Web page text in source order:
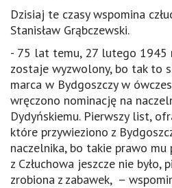
Dzisiaj te czasy wspomina
Stanisław Grąbczewski.
- 75 lat temu, 27 lutego 1945
zostaje wyzwolony, bo tak to
marca w Bydgoszczy w
wręczono nominację na
Dydyńskiemu. Pierwszy list,
które przywieziono z
naczelnika, bo takie prawo mu
z Człuchowa jeszcze nie było,
zrobiona z zabawek, –